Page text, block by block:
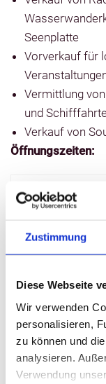
Zustimmung
Diese Webseite
Wir verwenden
personalisieren,
zu können und
analysieren.
Verwendung
Seenplatte
Vorverkauf für
Vermittlung
und
Verkauf von
Öffnungszeiten:
Montag - Freitag
Samstag
An den